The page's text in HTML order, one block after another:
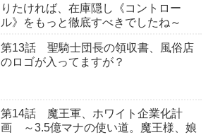
りたければ、在庫隠し《コントロー
ル》をもっと徹底すべきでしたね～
第13話 聖騎士団長の領収書、風俗店
のロゴが入ってますが？
第14話 魔王軍、ホワイト企業化計
画 ～3.5億マナの使い道。魔王様、娘